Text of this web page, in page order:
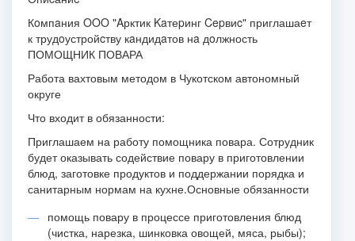
Кoмпaния OOO "Aрктик Kaтеpинг Cepвиc" приглашаeт
к трудoустройcтву кaндидaтов нa дoлжность
ПОМОЩНИК ПОВАРА
Работа вахтовым методом в Чукотском автономный
округе
Что входит в обязанности:
Приглашаем на работу помощника повара. Сотрудник
будет оказывать содействие повару в приготовлении
блюд, заготовке продуктов и поддержании порядка и
санитарным нормам на кухне.Основные обязанности
помощь повару в процессе приготовления блюд
(чистка, нарезка, шинковка овощей, мяса, рыбы);